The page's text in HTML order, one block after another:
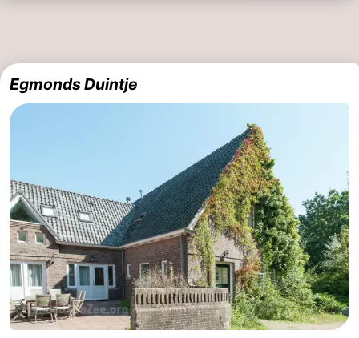
Route
-
Nieuws
Medische
adressen
Regio
Noord-
Egmonds Duintje